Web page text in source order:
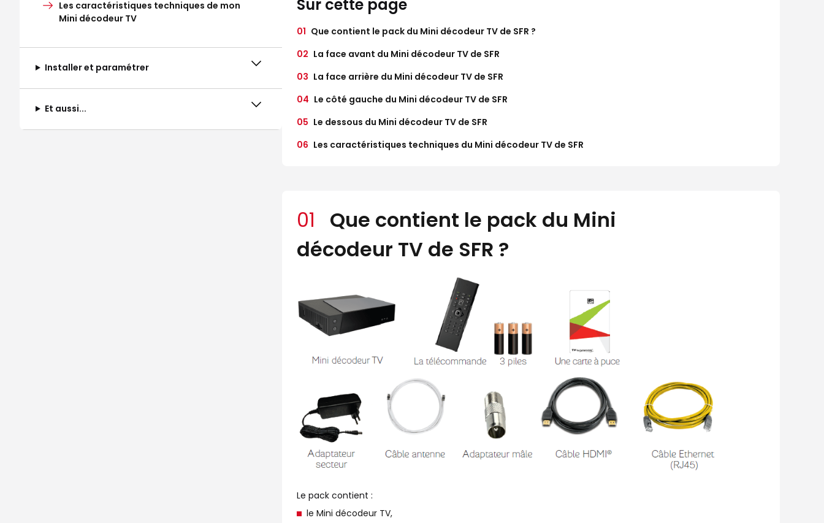
Les caractéristiques techniques de mon
Mini décodeur TV
Installer et paramétrer
Et aussi...
Sur cette page
01 Que contient le pack du Mini décodeur TV de SFR ?
02 La face avant du Mini décodeur TV de SFR
03 La face arrière du Mini décodeur TV de SFR
04 Le côté gauche du Mini décodeur TV de SFR
05 Le dessous du Mini décodeur TV de SFR
06 Les caractéristiques techniques du Mini décodeur TV de SFR
01
Que contient le pack du Mini
décodeur TV de SFR ?
Le pack contient :
le Mini décodeur TV,